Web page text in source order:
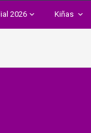
2026 Kiñas